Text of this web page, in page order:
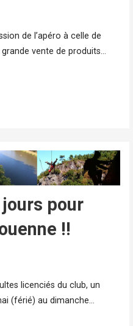
de l’apéro à celle de
vente de produits…
pour
!!
licenciés du club, un
(férié) au dimanche…